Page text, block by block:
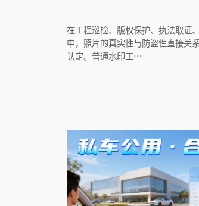
在工程巡检、版权保护、执法取证
中，照片的真实性与防盗性直接关
认定。普通水印工…